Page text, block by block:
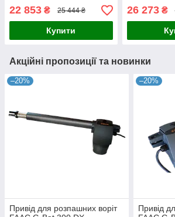
22 853 ₴ 25 444 ₴
Купити
26 273₴
Акційні пропозиції та новинки
–20%
Привід для розпашних воріт
–20%
Привід